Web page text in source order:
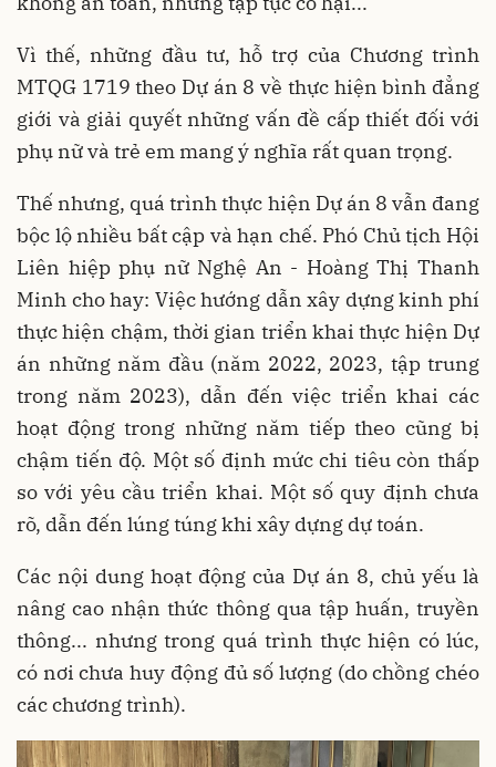
Vì thế, những đầu tư, hỗ trợ của Chương trình
MTQG 1719 theo Dự án 8 về thực hiện bình đẳng
giới và giải quyết những vấn đề cấp thiết đối với
phụ nữ và trẻ em mang ý nghĩa rất quan trọng.
Thế nhưng, quá trình thực hiện Dự án 8 vẫn đang
bộc lộ nhiều bất cập và hạn chế. Phó Chủ tịch Hội
Liên hiệp phụ nữ Nghệ An - Hoàng Thị Thanh
Minh cho hay: Việc hướng dẫn xây dựng kinh phí
thực hiện chậm, thời gian triển khai thực hiện Dự
án những năm đầu (năm 2022, 2023, tập trung
trong năm 2023), dẫn đến việc triển khai các
hoạt động trong những năm tiếp theo cũng bị
chậm tiến độ. Một số định mức chi tiêu còn thấp
so với yêu cầu triển khai. Một số quy định chưa
rõ, dẫn đến lúng túng khi xây dựng dự toán.
Các nội dung hoạt động của Dự án 8, chủ yếu là
nâng cao nhận thức thông qua tập huấn, truyền
thông... nhưng trong quá trình thực hiện có lúc,
có nơi chưa huy động đủ số lượng (do chồng chéo
các chương trình).